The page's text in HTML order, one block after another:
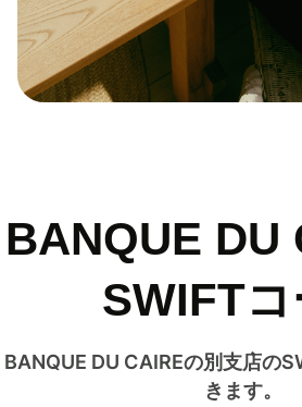
BANQUE DU
SWIFTコ
BANQUE DU CAIREの別支店の
きます。